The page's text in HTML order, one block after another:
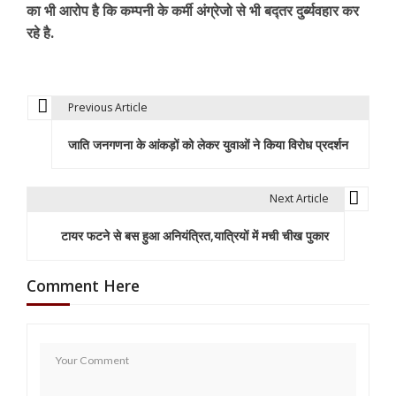
का भी आरोप है कि कम्पनी के कर्मी अंग्रेजो से भी बद्तर दुर्ब्यवहार कर
रहे है.
a
v
Previous Article
जाति जनगणना के आंकड़ों को लेकर युवाओं ने किया विरोध प्रदर्शन
Next Article
टायर फटने से बस हुआ अनियंत्रित,यात्रियों में मची चीख पुकार
Comment Here